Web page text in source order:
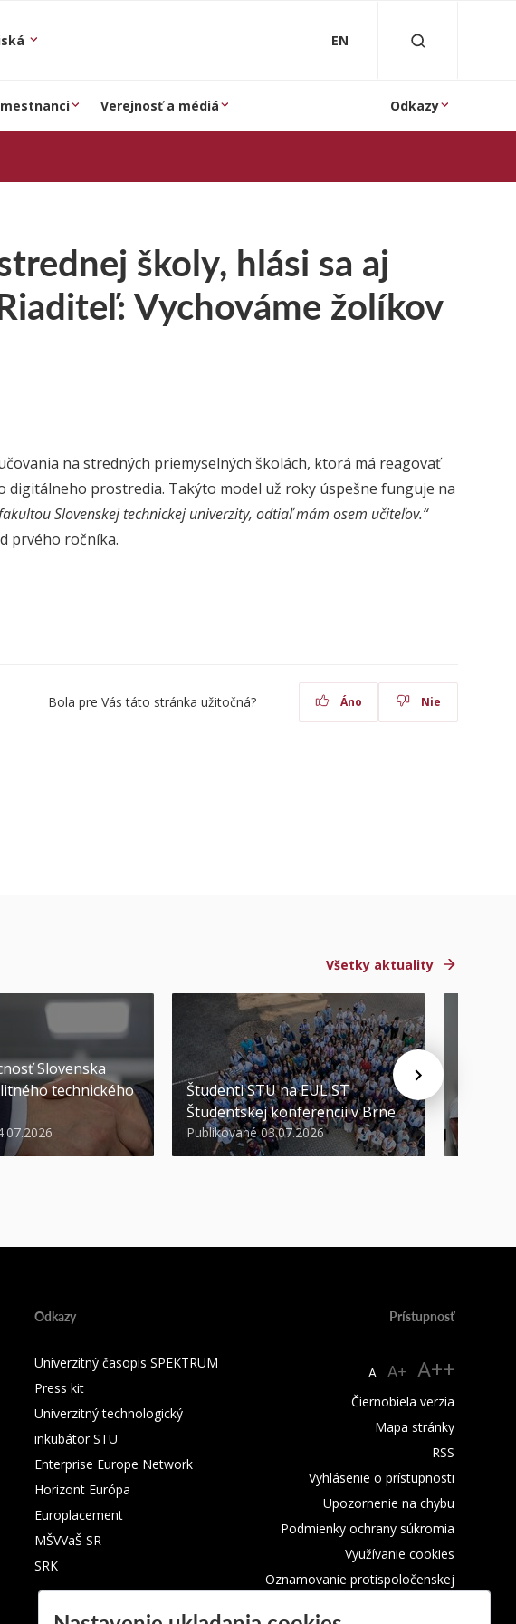
EN
Verejnosť a médiá Odkazy
školy, hlási sa aj
Vychováme žolíkov
na stredných priemyselných školách, ktorá má reagovať
digitálneho prostredia. Takýto model už roky úspešne funguje na
Slovenskej technickej univerzity, odtiaľ mám osem učiteľov.“
prvého ročníka.
Bola pre Vás táto stránka užitočná? Áno Nie
Všetky aktuality
Slovenska
technického
Študenti STU na EULiST
Študentskej konferencii v Brne
Publikované 03.07.2026
Odkazy
Univerzitný časopis SPEKTRUM
Press kit
Univerzitný technologický
inkubátor STU
Enterprise Europe Network
Horizont Európa
Europlacement
MŠVVaŠ SR
SRK
Prístupnosť
A A+ A++
Čiernobiela verzia
Mapa stránky
RSS
Vyhlásenie o prístupnosti
Upozornenie na chybu
Podmienky ochrany súkromia
Využívanie cookies
Oznamovanie protispoločenskej